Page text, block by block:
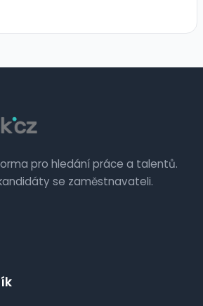
pro hledání práce a talentů.
se zaměstnavateli.